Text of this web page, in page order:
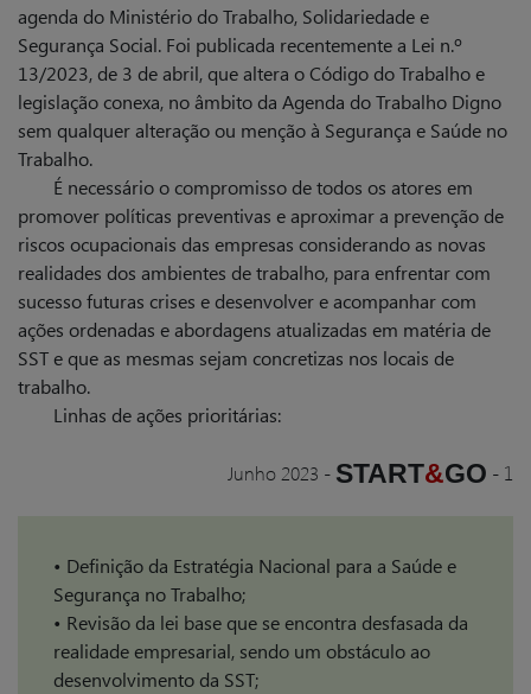
agenda do Ministério do Trabalho, Solidariedade e
Segurança Social. Foi publicada recentemente a Lei n.º
13/2023, de 3 de abril, que altera o Código do Trabalho e
legislação conexa, no âmbito da Agenda do Trabalho Digno
sem qualquer alteração ou menção à Segurança e Saúde no
Trabalho.
É necessário o compromisso de todos os atores em
promover políticas preventivas e aproximar a prevenção de
riscos ocupacionais das empresas considerando as novas
realidades dos ambientes de trabalho, para enfrentar com
sucesso futuras crises e desenvolver e acompanhar com
ações ordenadas e abordagens atualizadas em matéria de
SST e que as mesmas sejam concretizas nos locais de
trabalho.
Linhas de ações prioritárias:
Junho 2023 - START&GO - 1
• Definição da Estratégia Nacional para a Saúde e
Segurança no Trabalho;
• Revisão da lei base que se encontra desfasada da
realidade empresarial, sendo um obstáculo ao
desenvolvimento da SST;